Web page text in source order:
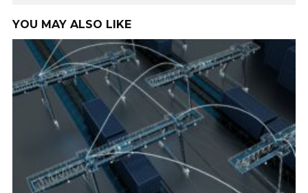
YOU MAY ALSO LIKE